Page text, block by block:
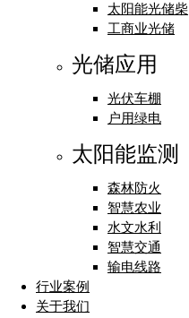
太阳能光储柴
工商业光储
光储应用
光伏车棚
户用绿电
太阳能监测
森林防火
智慧农业
水文水利
智慧交通
输电线路
行业案例
关于我们